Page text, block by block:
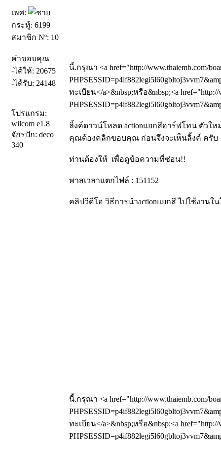
เพศ:
กระทู้: 6199
สมาชิก Nº: 10
คำขอบคุณ
-ได้ให้: 20675
-ได้รับ: 24148
โปรแกรม:
wilcom e1.8
จักรปัก: deco
340
นี้.กรุณา <a href="http://www.thaiemb.com/
ทะเบียน</a>&nbsp;หรือ&nbsp;<a href="http://
ลิ้งค์ดาวน์โหลด actionแยกสีฮาร์ฟโทน ตัวให
คุณต้องคลิกขอบคุณ ก่อนจึงจะเห็นลิ้งค์ ครับ
ท่านต้องให้ เพื่อดูข้อความที่ซ่อน!!
พาสเวลาแตกไฟล์ : 151152
คลิปวีดีโอ วิธีการนำactionแยกสี ไปใช้งานใ
นี้.กรุณา <a href="http://www.thaiemb.com/
ทะเบียน</a>&nbsp;หรือ&nbsp;<a href="http://